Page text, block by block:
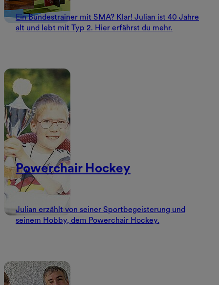
Ein Bundestrainer mit SMA? Klar! Julian ist 40 Jahre
alt und lebt mit Typ 2. Hier erfährst du mehr.
Powerchair Hockey
Julian erzählt von seiner Sportbegeisterung und
seinem Hobby, dem Powerchair Hockey.